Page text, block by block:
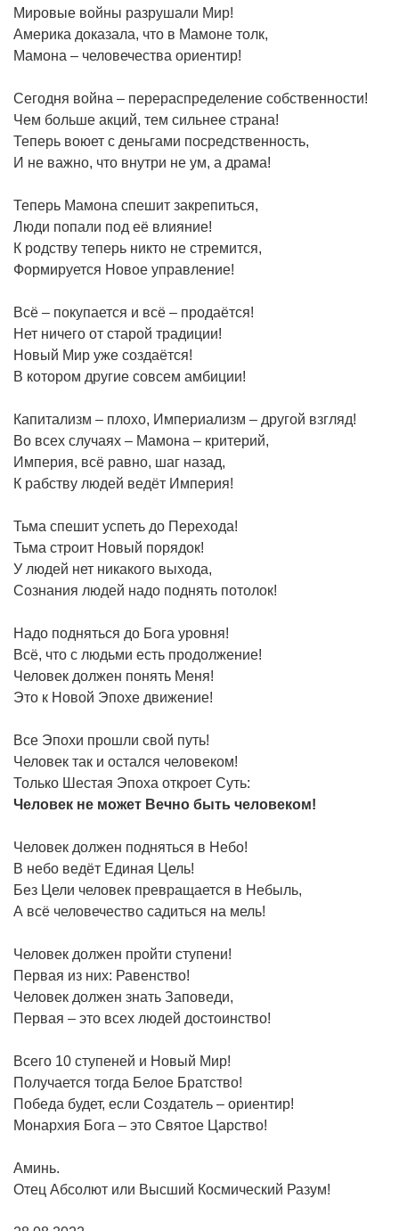
Мировые войны разрушали Мир!
Америка доказала, что в Мамоне толк,
Мамона – человечества ориентир!
Сегодня война – перераспределение собственности!
Чем больше акций, тем сильнее страна!
Теперь воюет с деньгами посредственность,
И не важно, что внутри не ум, а драма!
Теперь Мамона спешит закрепиться,
Люди попали под её влияние!
К родству теперь никто не стремится,
Формируется Новое управление!
Всё – покупается и всё – продаётся!
Нет ничего от старой традиции!
Новый Мир уже создаётся!
В котором другие совсем амбиции!
Капитализм – плохо, Империализм – другой взгляд!
Во всех случаях – Мамона – критерий,
Империя, всё равно, шаг назад,
К рабству людей ведёт Империя!
Тьма спешит успеть до Перехода!
Тьма строит Новый порядок!
У людей нет никакого выхода,
Сознания людей надо поднять потолок!
Надо подняться до Бога уровня!
Всё, что с людьми есть продолжение!
Человек должен понять Меня!
Это к Новой Эпохе движение!
Все Эпохи прошли свой путь!
Человек так и остался человеком!
Только Шестая Эпоха откроет Суть:
Человек не может Вечно быть человеком!
Человек должен подняться в Небо!
В небо ведёт Единая Цель!
Без Цели человек превращается в Небыль,
А всё человечество садиться на мель!
Человек должен пройти ступени!
Первая из них: Равенство!
Человек должен знать Заповеди,
Первая – это всех людей достоинство!
Всего 10 ступеней и Новый Мир!
Получается тогда Белое Братство!
Победа будет, если Создатель – ориентир!
Монархия Бога – это Святое Царство!
Аминь.
Отец Абсолют или Высший Космический Разум!